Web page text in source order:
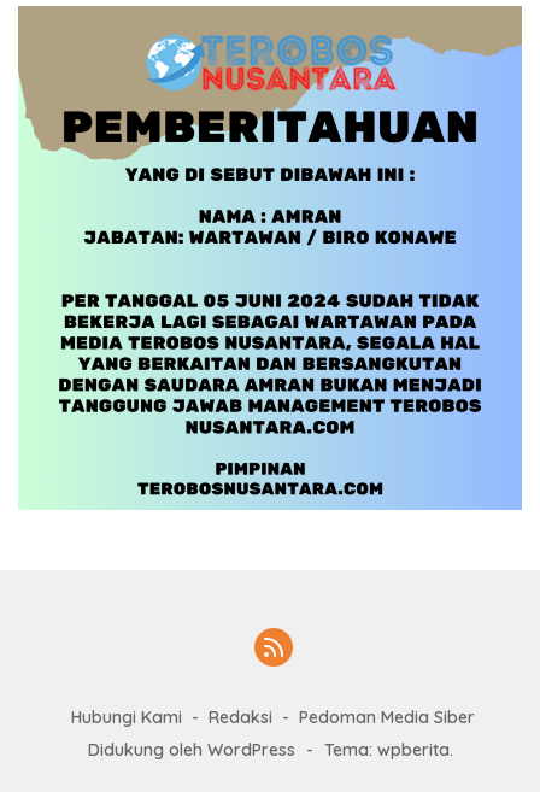
Hubungi Kami Redaksi
Pedoman Media Siber
Didukung oleh WordPress
- Tema: wpberita.